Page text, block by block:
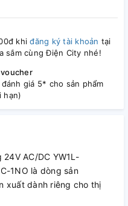
khiđăng ký tài khoản tại
sắm cùng Điện City nhé!
giá 5* cho sản phẩm
hạn)
AC/DC YW1L-
1NO là dòng sản
xuất dành riêng cho thị